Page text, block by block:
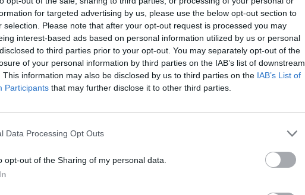
for targeted advertising by us, please use the below opt-out section to
selection. Please note that after your opt-out request is processed you may
interest-based ads based on personal information utilized by us or personal
to third parties prior to your opt-out. You may separately opt-out of the
of your personal information by third parties on the IAB’s list of downstream
This information may also be disclosed by us to third parties on the IAB’s List of
Participants that may further disclose it to other third parties.
Data Processing Opt Outs
opt-out of the Sharing of my personal data.